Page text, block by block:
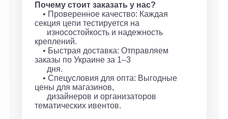
Почему стоит заказать у нас?
• Проверенное качество: Каждая
секция цепи тестируется на
износостойкость и надежность
креплений.
• Быстрая доставка: Отправляем
заказы по Украине за 1–3
дня.
• Спецусловия для опта: Выгодные
цены для магазинов,
дизайнеров и организаторов
тематических ивентов.